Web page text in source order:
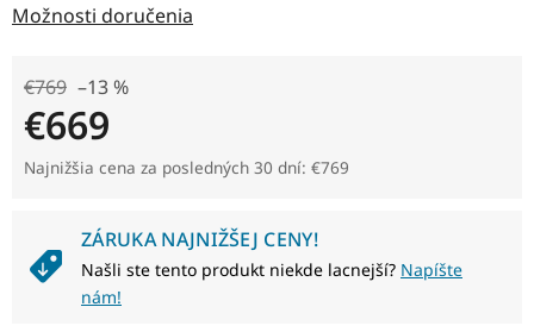
Možnosti doručenia
€769 –13 %
€669
Jednotková cena:
Najnižšia cena za posledných 30 dní: €769
ZÁRUKA NAJNIŽŠEJ CENY!
Našli ste tento produkt niekde lacnejší? Napíšte
nám!